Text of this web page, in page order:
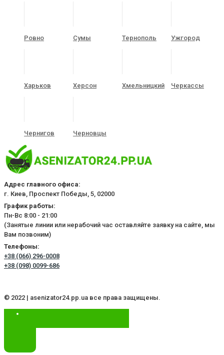
Ровно Сумы Тернополь Ужгород
Харьков Херсон Хмельницкий Черкассы
Чернигов Черновцы
Адрес главного офиса:
г. Киев, Проспект Победы, 5, 02000
График работы:
Пн-Вс 8:00 - 21:00
(Занятые линии или нерабочий час оставляйте заявку на сайте, мы
Вам позвоним)
Телефоны:
+38 (066) 296-0008
+38 (098) 0099-686
© 2022 | asenizator24.pp.ua все права защищены.